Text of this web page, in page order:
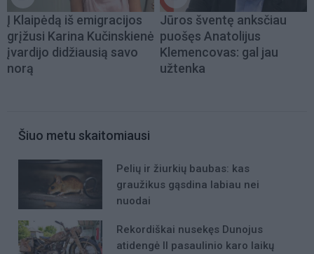
Į Klaipėdą iš emigracijos
grįžusi Karina Kučinskienė
įvardijo didžiausią savo
norą
Jūros šventę anksčiau
puošęs Anatolijus
Klemencovas: gal jau
užtenka
Šiuo metu skaitomiausi
Pelių ir žiurkių baubas: kas
graužikus gąsdina labiau nei
nuodai
Rekordiškai nusekęs Dunojus
atidengė II pasaulinio karo laikų